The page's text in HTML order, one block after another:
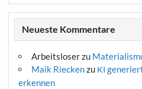
Neueste Kommentare
Arbeitsloserzu
Maik Rieckenzu KI
erkennen